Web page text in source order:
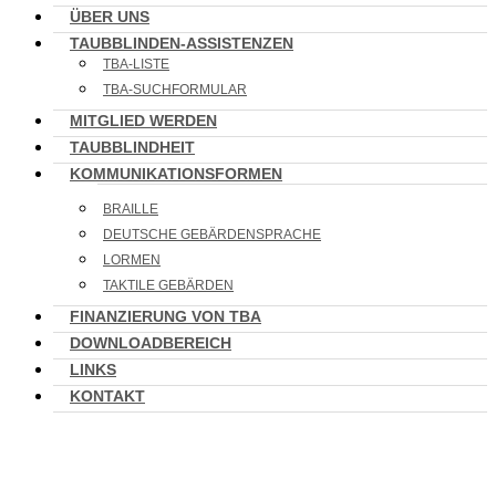
ÜBER UNS
TAUBBLINDEN-ASSISTENZEN
TBA-LISTE
TBA-SUCHFORMULAR
MITGLIED WERDEN
TAUBBLINDHEIT
KOMMUNIKATIONSFORMEN
BRAILLE
DEUTSCHE GEBÄRDENSPRACHE
LORMEN
TAKTILE GEBÄRDEN
FINANZIERUNG VON TBA
DOWNLOADBEREICH
LINKS
KONTAKT